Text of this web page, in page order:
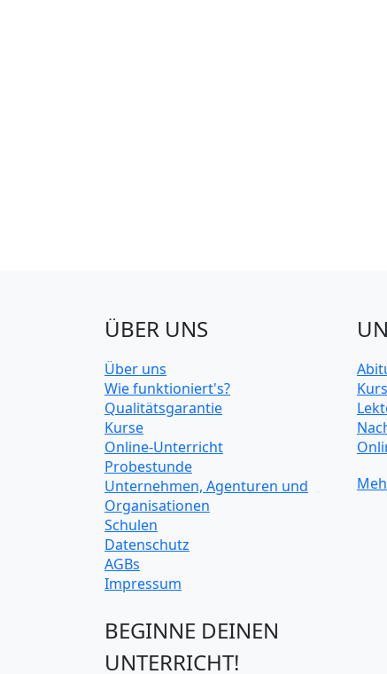
ÜBER UNS
Über uns
Wie funktioniert's?
Qualitätsgarantie
Kurse
Online-Unterricht
Probestunde
Unternehmen, Agenturen und
Organisationen
Schulen
Datenschutz
AGBs
Impressum
BEGINNE DEINEN
UNTERRICHT!